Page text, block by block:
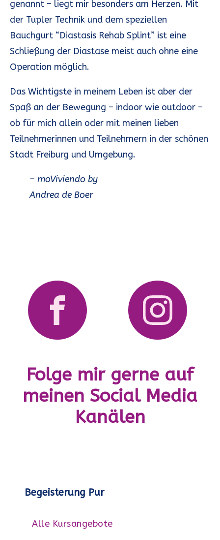
Cool-down : Entspannende Bewegungen
und Dehnungen, um deinen Körper nach
dem Training zu beruhigen und zu
regenerieren.
Egal, ob du schon Vorerfahrung im Tanzen hast
oder nicht – bei MamaMoves ist jede Mama
willkommen! Komm vorbei und erlebe, wie viel
Spaß es macht, gemeinsam mit deinem Baby zu
und werde Teil unserer MamaMoves-
Community!
genannt – liegt mir besonders am Herzen. Mit
der Tupler Technik und dem speziellen
Bauchgurt “Diastasis Rehab Splint” ist eine
Schließung der Diastase meist auch ohne eine
Operation möglich.
Das Wichtigste in meinem Leben ist aber der
Spaß an der Bewegung – indoor wie outdoor –
ob für mich allein oder mit meinen lieben
Teilnehmerinnen und Teilnehmern in der schönen
Stadt Freiburg und Umgebung.
– moViviendo by
Andrea de Boer
Folge mir gerne auf
meinen Social Media
Kanälen
Begeisterung Pur
Alle Kursangebote